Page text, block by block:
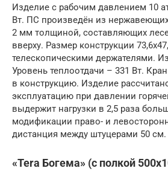
Изделие с рабочим давлением 10
Вт. ПС произведён из
2 мм толщиной, составляющих
вверху. Размер конструкции
телескопическими держателями.
Уровень теплоотдачи – 331 Вт.
в конструкцию. Изделие
эксплуатацию при давлении
выдержит нагрузки в 2,5 раза
модификации право- и
дистанция между штуцерами 50 см.
«Tera Богема» (с полкой